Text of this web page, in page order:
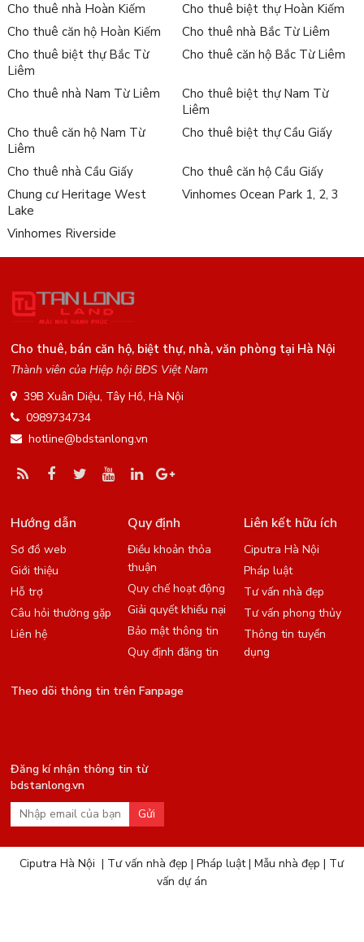
Cho thuê nhà Hoàn Kiếm
Cho thuê biệt thự Hoàn Kiếm
Cho thuê căn hộ Hoàn Kiếm
Cho thuê nhà Bắc Từ Liêm
Cho thuê biệt thự Bắc Từ
Liêm
Cho thuê căn hộ Bắc Từ Liêm
Cho thuê nhà Nam Từ Liêm
Cho thuê biệt thự Nam Từ
Liêm
Cho thuê căn hộ Nam Từ
Liêm
Cho thuê biệt thự Cầu Giấy
Cho thuê nhà Cầu Giấy
Cho thuê căn hộ Cầu Giấy
Chung cư Heritage West
Lake
Vinhomes Ocean Park 1, 2, 3
Vinhomes Riverside
Cho thuê, bán căn hộ, biệt thự, nhà, văn phòng tại Hà Nội
Thành viên của Hiệp hội BĐS Việt Nam
39B Xuân Diệu, Tây Hồ, Hà Nội
0989734734
hotline@bdstanlong.vn
Hướng dẫn
Sơ đồ web
Giới thiệu
Hỗ trợ
Câu hỏi thường gặp
Liên hệ
Quy định
Điều khoản thỏa
thuận
Quy chế hoạt động
Giải quyết khiếu nại
Bảo mật thông tin
Quy định đăng tin
Liên kết hữu ích
Ciputra Hà Nội
Pháp luật
Tư vấn nhà đẹp
Tư vấn phong thủy
Thông tin tuyển
dụng
Theo dõi thông tin trên Fanpage
Đăng kí nhận thông tin từ
bdstanlong.vn
Gửi
Ciputra Hà Nội | Tư vấn nhà đẹp |Pháp luật|Mẫu nhà đẹp | Tư
vấn dự án